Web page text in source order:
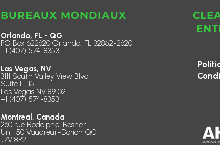
BUREAUX MONDIAUX
Orlando, FL - QG
PO Box 622620 Orlando, FL 32862-2620
+1 (407) 574-8353
Las Vegas, NV
3111 South Valley View Blvd
Suite L 115
Las Vegas NV 89102
+1 (407) 574-8353
Montreal, Canada
260 rue Rodolphe-Besner
Unit 50 Vaudreuil-Dorion QC
J7V 8P2